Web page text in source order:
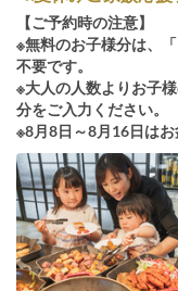
【ご予約時の注意】
※無料のお子様分は、
不要です。
※大人の人数よりお子
分をご入力ください。
※8月8日～8月16日はお